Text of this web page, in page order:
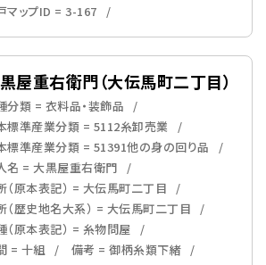
マップID = 3-167
屋重右衛門（大伝馬町二丁目）
分類 = 衣料品・装飾品
標準産業分類 = 5112糸卸売業
標準産業分類 = 51391他の身の回り品
名 = 大黒屋重右衛門
（原本表記） = 大伝馬町二丁目
（歴史地名大系） = 大伝馬町二丁目
（原本表記） = 糸物問屋
= 十組
備考 = 御柄糸類下緒